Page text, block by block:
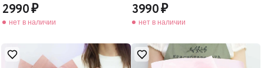
2990
нет в наличии
3990
нет в наличии